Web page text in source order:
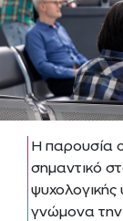
Η παρουσία
σημαντικό
γνώμονα